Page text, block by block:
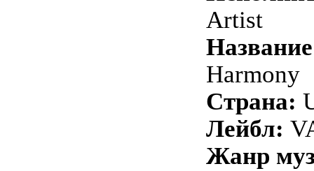
Artist
Harmony
Страна:
Лейбл:
Жанр